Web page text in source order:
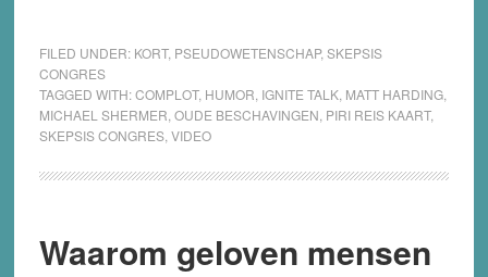
FILED UNDER: KORT, PSEUDOWETENSCHAP, SKEPSIS
CONGRES
TAGGED WITH:COMPLOT, HUMOR IGNITE TALK, MATT HARDING,
MICHAEL SHERMER OUDE BESCHAVINGEN PIRI REIS KAART,
SKEPSIS CONGRES, VIDEO
Waarom geloven mensen